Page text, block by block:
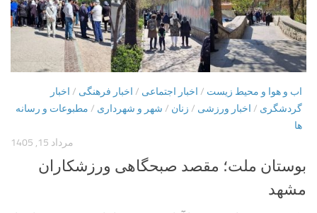
اب و هوا و محیط زیست / اخبار اجتماعی / اخبار فرهنگی / اخبار
گردشگری / اخبار ورزشی / زنان / شهر و شهرداری / مطبوعات و رسانه
ها
مرداد 15, 1405
بوستان ملت؛ مقصد صبحگاهی ورزشکاران
مشهد